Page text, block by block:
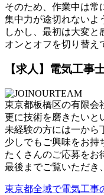
そのため、作業中は常
集中力が途切れないよ
しかし、最初は大変と
オンとオフを切り替え
【求人】電気工事
東京都板橋区の有限会
更に技術を磨きたいと
未経験の方には一から
少しでもご興味をお持
たくさんのご応募をお
最後までご覧いただき
東京都全域で電気工事